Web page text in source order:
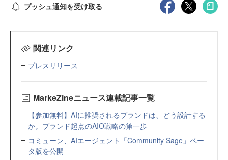
プッシュ通知を受け取る
関連リンク
プレスリリース
MarkeZineニュース連載記事一覧
【参加無料】AIに推奨されるブランドは、どう設計する
か。ブランド起点のAIO戦略の第一歩
コミューン、AIエージェント「Community Sage」ベー
タ版を公開